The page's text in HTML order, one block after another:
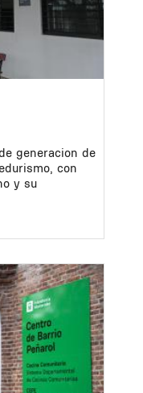
generacion de
con
y su